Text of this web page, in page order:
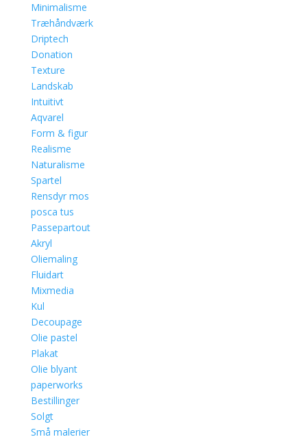
Minimalisme
Træhåndværk
Driptech
Donation
Texture
Landskab
Intuitivt
Aqvarel
Form & figur
Realisme
Naturalisme
Spartel
Rensdyr mos
posca tus
Passepartout
Akryl
Oliemaling
Fluidart
Mixmedia
Kul
Decoupage
Olie pastel
Plakat
Olie blyant
paperworks
Bestillinger
Solgt
Små malerier